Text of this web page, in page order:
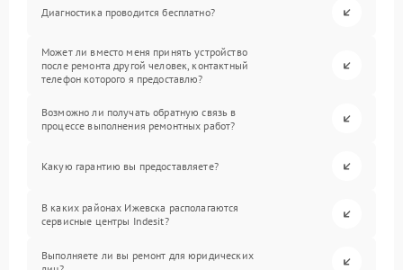
Диагностика проводится бесплатно?
Может ли вместо меня принять устройство
после ремонта другой человек, контактный
телефон которого я предоставлю?
Возможно ли получать обратную связь в
процессе выполнения ремонтных работ?
Какую гарантию вы предоставляете?
В каких районах Ижевска располагаются
сервисные центры Indesit?
Выполняете ли вы ремонт для юридических